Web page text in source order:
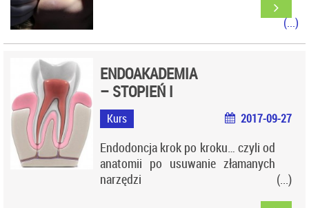
ENDOAKADEMIA
– STOPIEŃ I
Kurs 2017-09-27
Endodoncja krok po kroku… czyli od
anatomii po usuwanie złamanych
narzędzi